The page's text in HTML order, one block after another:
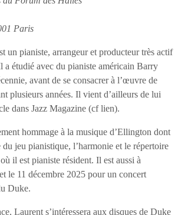
Paris
un pianiste, arrangeur et producteur très actif
a étudié avec du pianiste américain Barry
avant de se consacrer à l’œuvre de
plusieurs années. Il vient d’ailleurs de lui
dans Jazz Magazine (cf lien).
hommage à la musique d’Ellington dont
jeu pianistique, l’harmonie et le répertoire
il est pianiste résident. Il est aussi à
le 11 décembre 2025 pour un concert
Duke.
Laurent s’intéressera aux disques de Duke